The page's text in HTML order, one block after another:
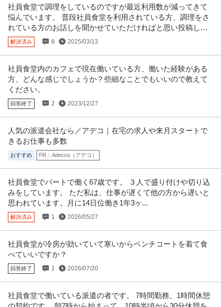
※会員属性などに応じ、当該
…続きを見る
提供：ビズリーチ
社員食堂で調理をしているのですが最近利用数が減ってきて
悩んでいます。 普段社員食堂を利用されている方、調理をさ
れている方のお話しを聞かせていただければと思い投稿しま
した。
解決済み 8 2025/03/13
社員食堂内のカフェで現在働いている方、働いた経験がある
方、どんな感じでしょうか？些細なことでもいいので教えて
ください。
回答終了 2 2023/12/27
人気の派遣会社なら／アデコ｜在宅の求人や来月スタートで
きるお仕事も多数
おすすめ PR：Adecco（アデコ）
社員食堂でパートで働く67歳です。 ３人で盛り付けや切り込
みをしています。 ただ私は、仕事が遅くて他の方から遅いと
思われています。月に14日位働き1年3ヶ...
解決済み 1 2026/05/27
社員食堂が冷房が効いていて寒いからベンチコートを着て食
べていいですか？
回答終了 1 2026/07/20
社員食堂で働いている派遣の者です。 7時間勤務、1時間休憩